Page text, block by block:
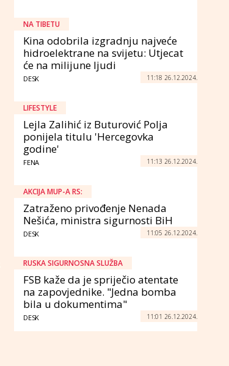
NA TIBETU
Kina odobrila izgradnju najveće
hidroelektrane na svijetu: Utjecat
će na milijune ljudi
DESK 11:18 26.12.2024.
LIFESTYLE
Lejla Zalihić iz Buturović Polja
ponijela titulu 'Hercegovka
godine'
FENA 11:13 26.12.2024.
AKCIJA MUP-A RS:
Zatraženo privođenje Nenada
Nešića, ministra sigurnosti BiH
DESK 11:05 26.12.2024.
RUSKA SIGURNOSNA SLUŽBA
FSB kaže da je spriječio atentate
na zapovjednike. "Jedna bomba
bila u dokumentima"
DESK 11:01 26.12.2024.